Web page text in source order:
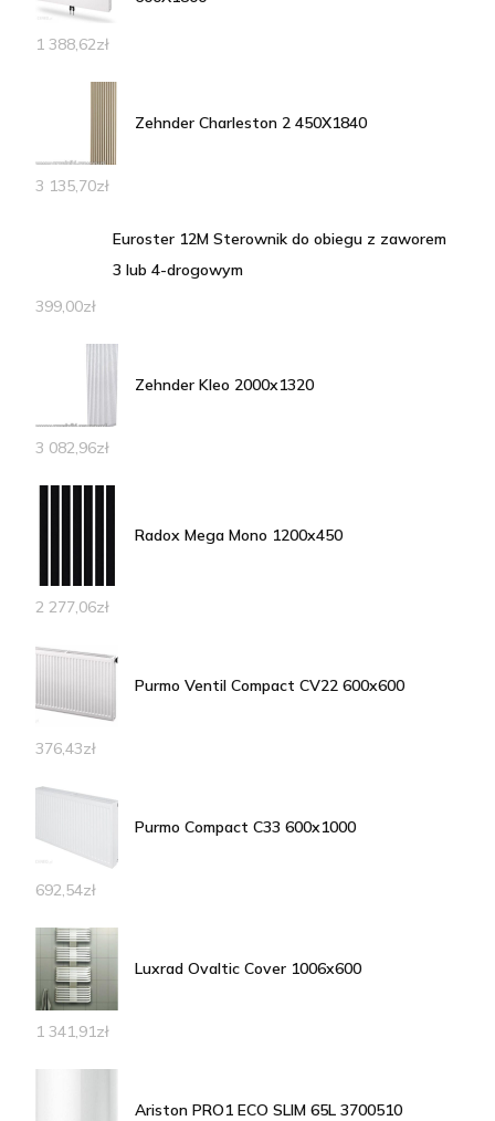
1 388,62zł
Zehnder Charleston 2 450X1840
3 135,70zł
Euroster 12M Sterownik do obiegu z zaworem
3 lub 4-drogowym
399,00zł
Zehnder Kleo 2000x1320
3 082,96zł
Radox Mega Mono 1200x450
2 277,06zł
Purmo Ventil Compact CV22 600x600
376,43zł
Purmo Compact C33 600x1000
692,54zł
Luxrad Ovaltic Cover 1006x600
1 341,91zł
Ariston PRO1 ECO SLIM 65L 3700510